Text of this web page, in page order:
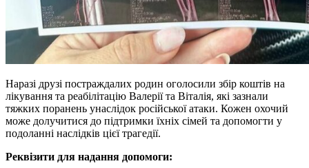
Наразі друзі постраждалих родин оголосили збір коштів на
лікування та реабілітацію Валерії та Віталія, які зазнали
тяжких поранень унаслідок російської атаки. Кожен охочий
може долучитися до підтримки їхніх сімей та допомогти у
подоланні наслідків цієї трагедії.
Реквізити для надання допомоги: